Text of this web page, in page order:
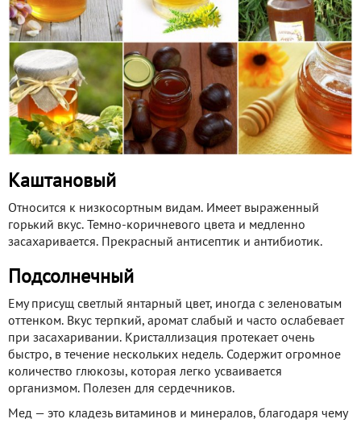
Каштановый
Относится к низкосортным видам. Имеет выраженный
горький вкус. Темно-коричневого цвета и медленно
засахаривается. Прекрасный антисептик и антибиотик.
Подсолнечный
Ему присущ светлый янтарный цвет, иногда с зеленоватым
оттенком. Вкус терпкий, аромат слабый и часто ослабевает
при засахаривании. Кристаллизация протекает очень
быстро, в течение нескольких недель. Содержит огромное
количество глюкозы, которая легко усваивается
организмом. Полезен для сердечников.
Мед — это кладезь витаминов и минералов, благодаря чему